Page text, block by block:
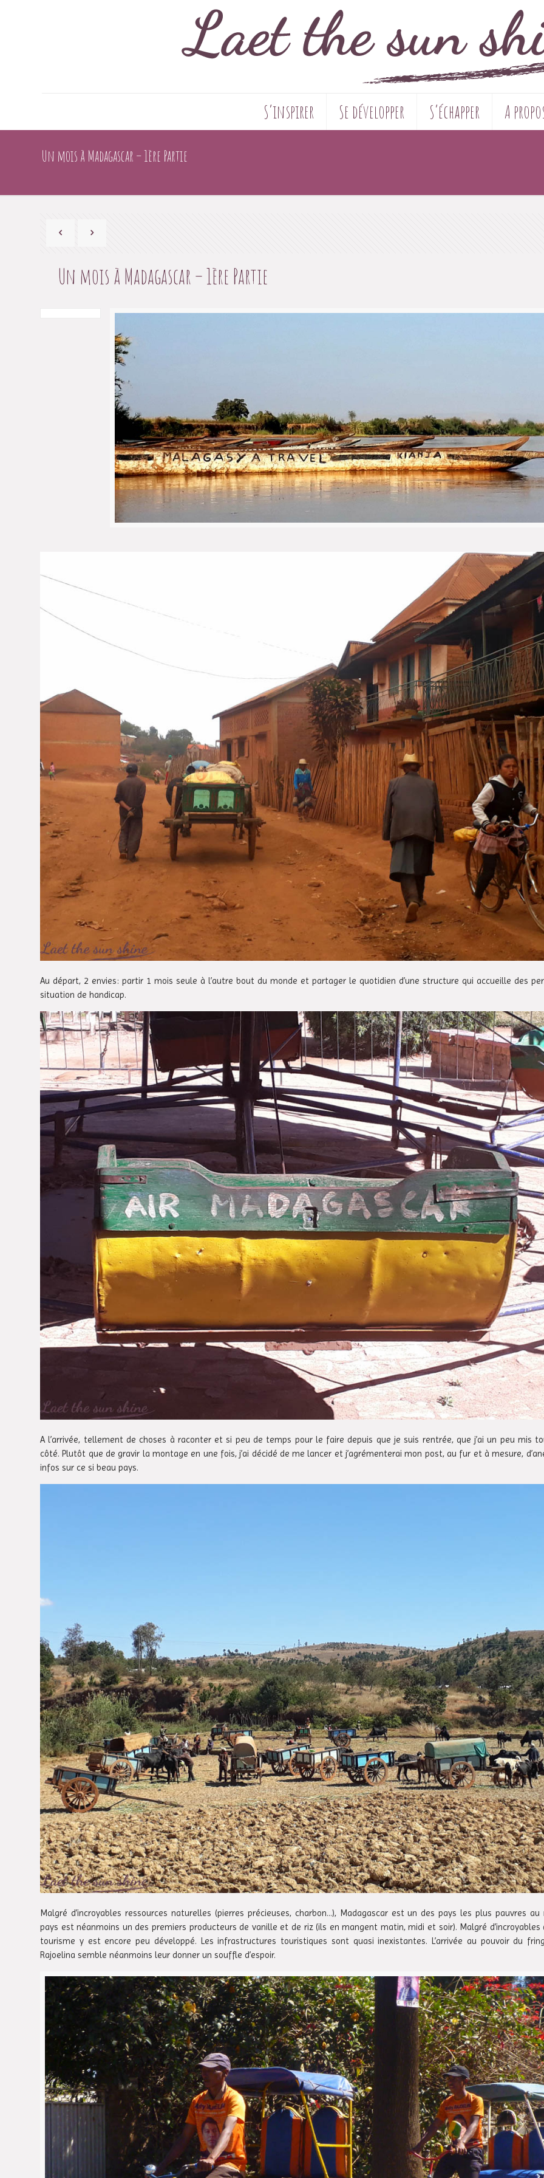
S’inspirer Se développer S’échapper A
Un mois à Madagascar – 1ère Partie
Un mois à Madagascar – 1ère Partie
Au départ, 2 envies: partir 1 mois seule à l’autre bout du monde et partager le quotidien d’une structure qui accueille des
situation de handicap.
A l’arrivée, tellement de choses à raconter et si peu de temps pour le faire depuis que je suis rentrée, que j’ai un peu mis
côté. Plutôt que de gravir la montage en une fois, j’ai décidé de me lancer et j’agrémenterai mon post, au fur et à mesure,
infos sur ce si beau pays.
Malgré d’incroyables ressources naturelles (pierres précieuses, charbon…), Madagascar est un des pays les plus pauvres au
pays est néanmoins un des premiers producteurs de vanille et de riz (ils en mangent matin, midi et soir). Malgré
tourisme y est encore peu développé. Les infrastructures touristiques sont quasi inexistantes. L’arrivée au pouvoir du
Rajoelina semble néanmoins leur donner un souffle d’espoir.